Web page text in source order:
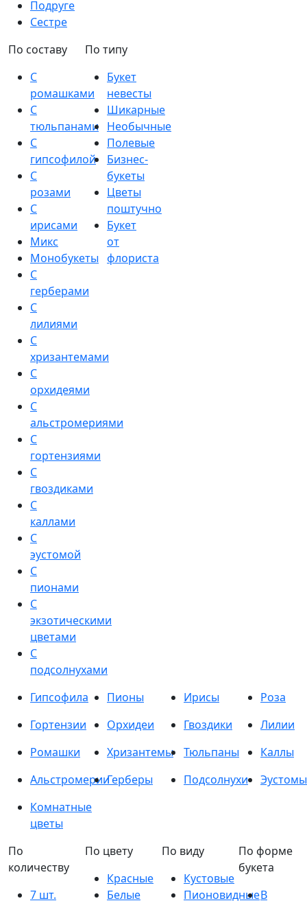
Подруге
Сестре
По составу
С
ромашками
С
тюльпанами
С
гипсофилой
С
розами
С
ирисами
Микс
Монобукеты
С
герберами
С
лилиями
С
хризантемами
С
орхидеями
С
альстромериями
С
гортензиями
С
гвоздиками
С
каллами
С
эустомой
С
пионами
С
экзотическими
цветами
С
подсолнухами
По типу
Букет
невесты
Шикарные
Необычные
Полевые
Бизнес-
букеты
Цветы
поштучно
Букет
от
флориста
Гипсофила Пионы Ирисы
Роза
Гортензии
Орхидеи Гвоздики
Лилии
Ромашки
Хризантемы Тюльпаны
Каллы
АльстромерииГерберы Подсолнухи
Эустомы
Комнатные
цветы
По
количеству
7 шт.
По цвету
Красные
Белые
По виду
Кустовые
Пионовидные
По форме
букета
В